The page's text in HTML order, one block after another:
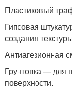
Пластиковый
Гипсовая
создания
Антиагезионная
Грунтовка — для
поверхности.